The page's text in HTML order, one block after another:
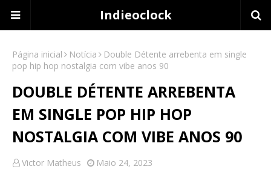
Indieoclock
Página inicial Notícia
Double Détente arrebenta em single
pop hip hop nostalgia com vibe anos 90
DOUBLE DÉTENTE ARREBENTA
EM SINGLE POP HIP HOP
NOSTALGIA COM VIBE ANOS 90
Victor Matheus Maio 24, 2023